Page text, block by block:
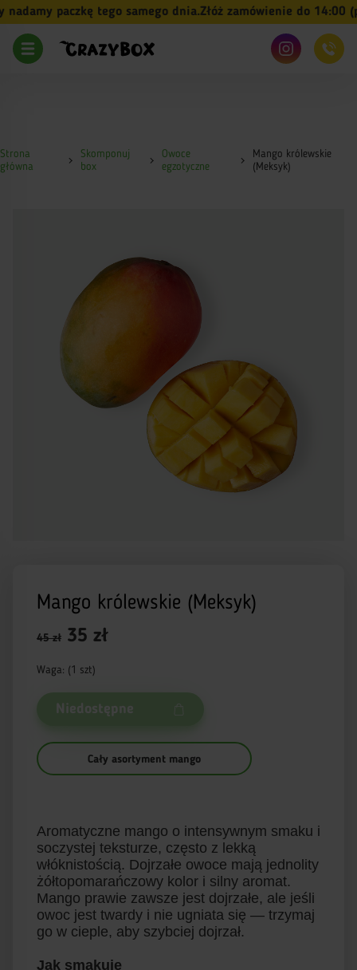
paczkę tego samego dnia.Złóż zamówienie do 14:00
Strona
główna
Skomponuj
box
Owoce
egzotyczne
Mango królewskie
(Meksyk)
Mango królewskie (Meksyk)
45 zł 35 zł
Waga: (1 szt)
Niedostępne
Cały asortyment mango
Aromatyczne mango o intensywnym smaku i
soczystej teksturze, często z lekką
włóknistością. Dojrzałe owoce mają jednolity
żółtopomarańczowy kolor i silny aromat.
Mango prawie zawsze jest dojrzałe, ale jeśli
owoc jest twardy i nie ugniata się — trzymaj
go w cieple, aby szybciej dojrzał.
Jak smakuje